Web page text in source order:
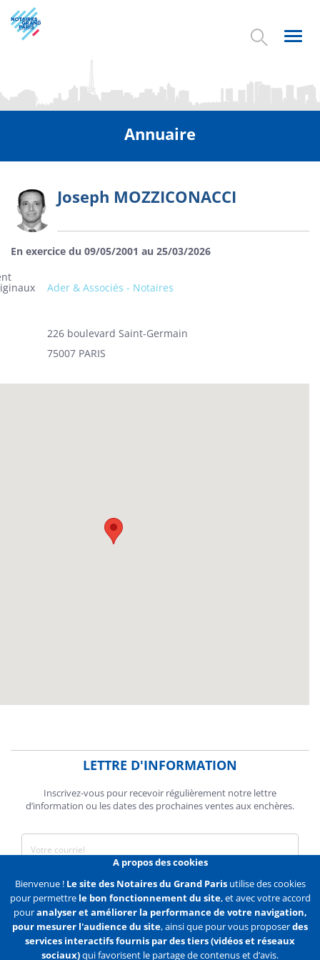
Aller
au
contenu
Annuaire
Photo Joseph MOZZICONACCI
En exercice du 09/05/2001 au 25/03/2026
Ader & Associés - Notaires
226 boulevard Saint-Germain
75007 PARIS
LETTRE D'INFORMATION
Inscrivez-vous pour recevoir régulièrement notre lettre
d’information ou les dates des prochaines ventes aux enchères.
J'accepte de recevoir des communications de la Chambre des
Notaires de Paris.
En savoir plus
S'abonner
A propos des cookies
Bienvenue ! Le site des Notaires du Grand Parisutilise des cookies
pour permettre le bon fonctionnement du site, et avec votre accord
pouranalyser et améliorer la performance de votre navigation,
pour mesurer l'audience du site, ainsi que pour vous proposerdes
services interactifs fournis par des tiers (vidéos et réseaux
sociaux)qui favorisent le partage de contenus et d’avis.